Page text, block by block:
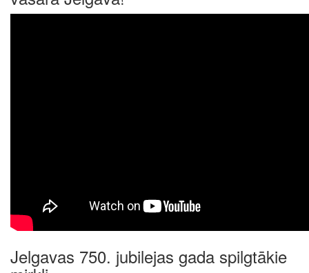
Jelgavas 750. jubilejas gada spilgtākie